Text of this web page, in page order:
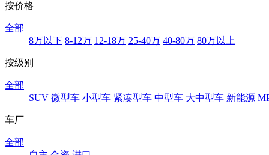
按价格
全部
8万以下 8-12万 12-18万 25-40万 40-80万 80万以上
按级别
全部
SUV 微型车 小型车 紧凑型车 中型车 大中型车 新能源
车厂
全部